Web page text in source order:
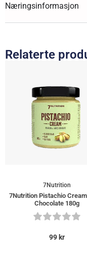
Næringsinformasjon
Relaterte
7Nutrition
7Nutrition Pistachio
Chocolate 180g
99kr